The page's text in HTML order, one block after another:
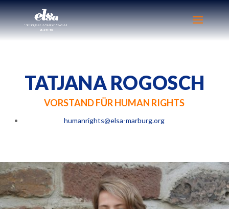
TATJANA ROGOSCH
VORSTAND FÜR HUMAN RIGHTS
humanrights@elsa-marburg.org